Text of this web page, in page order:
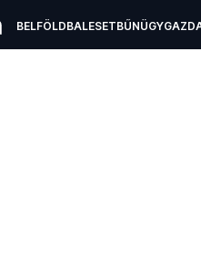
BELFÖLDBALESETBŰNÜGY